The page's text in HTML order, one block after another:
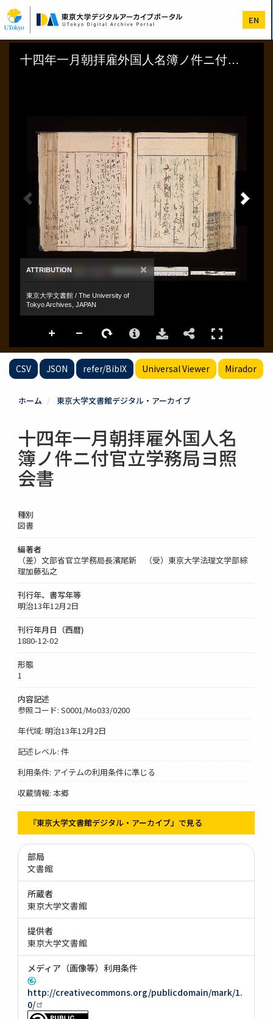
イ
ン
コ
EN
CSV JSON refer/BibIX Universal Viewer Mirador
ホーム 東京大学文書館デジタル・アーカイブ
十四年一月朝拝雇外国人名
簿ノ件ニ付官立学務局ヨ照
会書
種別
図書
編著者
（差）文部省官立学務局長濱尾新 （受）東京大学法理文学部綜
理加藤弘之
刊行年、書写年等
明治13年12月2日
刊行年月日（西暦)
1880-12-02
形態
1
内容記述
参照コード: S0001/Mo033/0200
年代域: 明治13年12月2日
記述レベル: 件
利用条件: アイテムの利用条件に準じる
収蔵情報: 本郷
『東京大学文書館デジタル・アーカイブ』で見る
部局
文書館
所蔵者
東京大学文書館
提供者
東京大学文書館
メディア（画像等）利用条件
http://creativecommons.org/publicdomain/mark/1.
0/